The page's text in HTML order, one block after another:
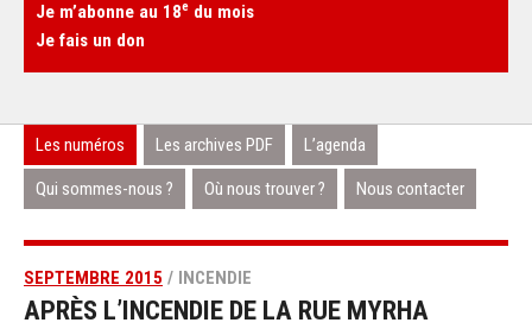
Je m’abonne au 18e du mois
Je fais un don
Les numéros Les archives PDF L’agenda
Qui sommes-nous ? Où nous trouver ? Nous contacter
SEPTEMBRE 2015 / INCENDIE
APRÈS L’INCENDIE DE LA RUE MYRHA